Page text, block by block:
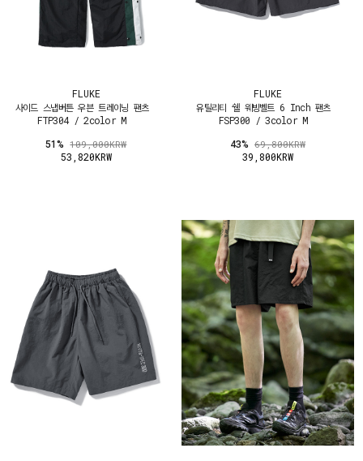
FLUKE
사이드 스냅버튼 우븐 트레이닝 팬츠
FTP304 / 2color M
51%109,000KRW
53,820KRW
FLUKE
유틸리티 쉘 웨빙벨트 6 Inch 팬츠
FSP300 / 3color M
43% 69,800KRW
39,800KRW